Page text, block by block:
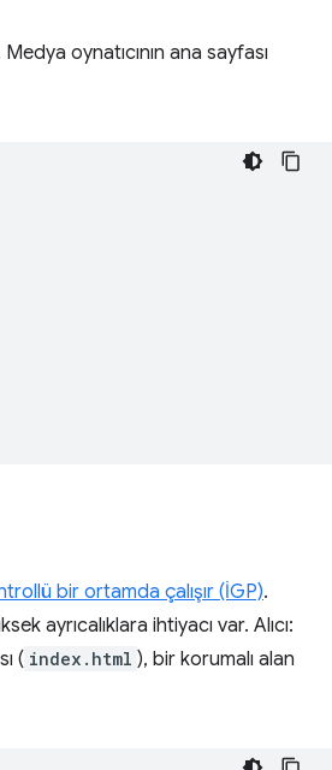
oynatıcının ana sayfası
bir ortamda çalışır (İGP).
ayrıcalıklara ihtiyacı var. Alıcı:
( index.html ), bir korumalı alan